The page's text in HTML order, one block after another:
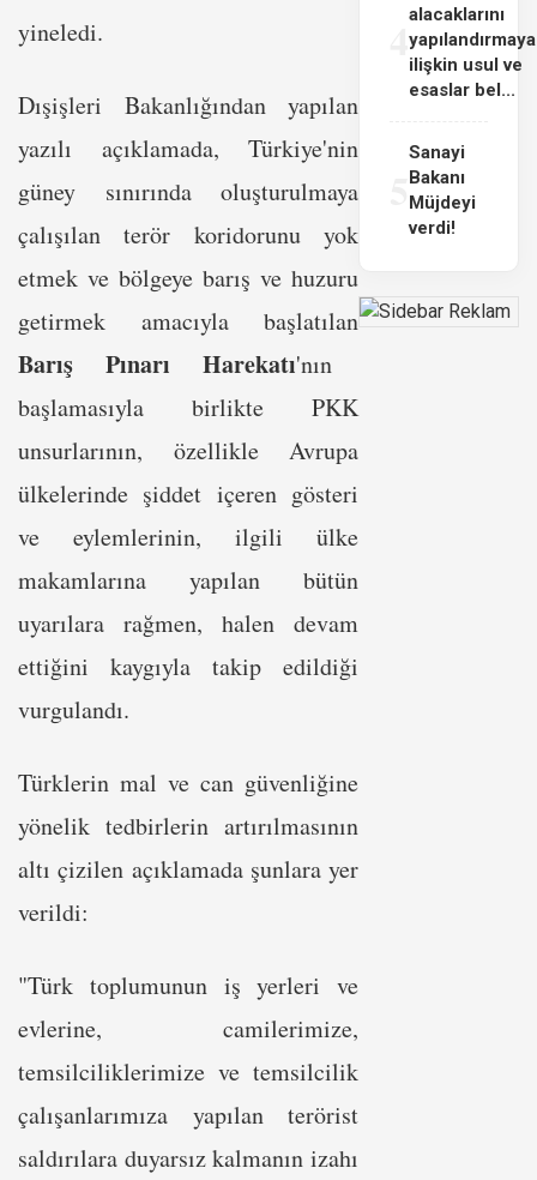
yineledi.
Dışişleri Bakanlığından yapılan
yazılı açıklamada, Türkiye'nin
güney sınırında oluşturulmaya
çalışılan terör koridorunu yok
etmek ve bölgeye barış ve huzuru
getirmek amacıyla başlatılan
Barış Pınarı Harekatı'nın
başlamasıyla birlikte PKK
unsurlarının, özellikle Avrupa
ülkelerinde şiddet içeren gösteri
ve eylemlerinin, ilgili ülke
makamlarına yapılan bütün
uyarılara rağmen, halen devam
ettiğini kaygıyla takip edildiği
vurgulandı.
Türklerin mal ve can güvenliğine
yönelik tedbirlerin artırılmasının
altı çizilen açıklamada şunlara yer
verildi:
"Türk toplumunun iş yerleri ve
evlerine, camilerimize,
temsilciliklerimize ve temsilcilik
çalışanlarımıza yapılan terörist
saldırılara duyarsız kalmanın izahı
4alacaklarını
yapılandırmaya
ilişkin usul ve
esaslar bel...
Sanayi
Bakanı
Müjdeyi
verdi!